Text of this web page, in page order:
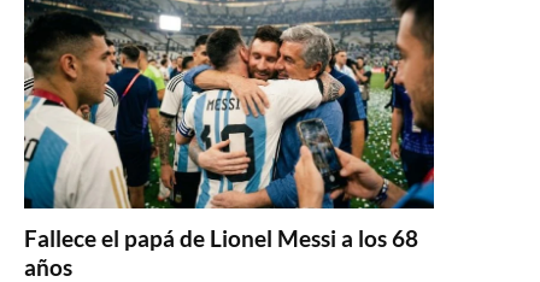
Fallece el papá de Lionel Messi a los 68
años